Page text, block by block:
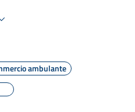
ambulante